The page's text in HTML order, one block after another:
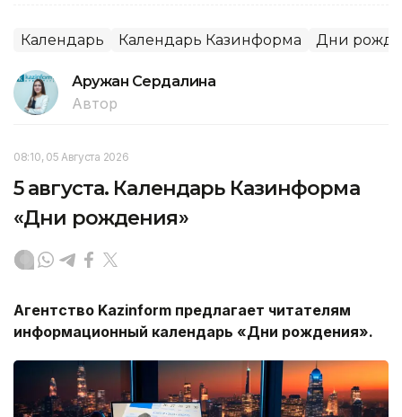
Календарь Календарь Казинформа Дни
Аружан Сердалина
Автор
08:10, 05 Августа 2026
5 августа. Календарь Казинформа
«Дни рождения»
Агентство Kazinform предлагает читателям
информационный календарь «Дни рождения».